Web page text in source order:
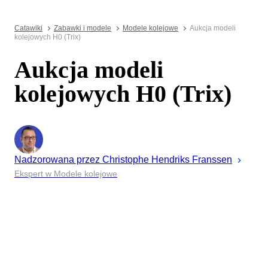
Catawiki Zabawki i modele Modele kolejowe
Aukcja modeli
kolejowych H0 (Trix)
Aukcja modeli
kolejowych H0 (Trix)
Nadzorowana przez Christophe Hendriks Franssen
Ekspert w Modele kolejowe